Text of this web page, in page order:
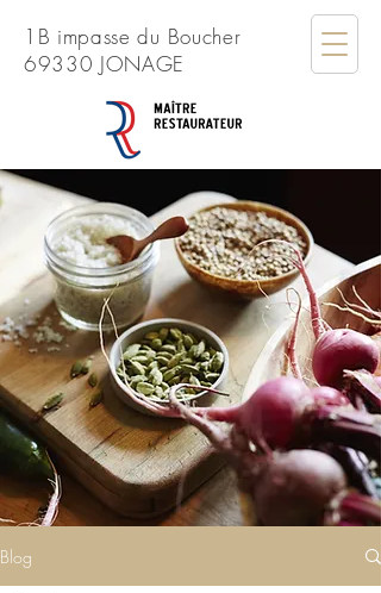
1B impasse du Boucher
69330 JONAGE
Blog